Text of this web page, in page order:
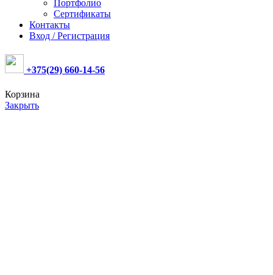
Портфолио
Сертификаты
Контакты
Вход / Регистрация
+375(29) 660-14-56
Корзина
Закрыть